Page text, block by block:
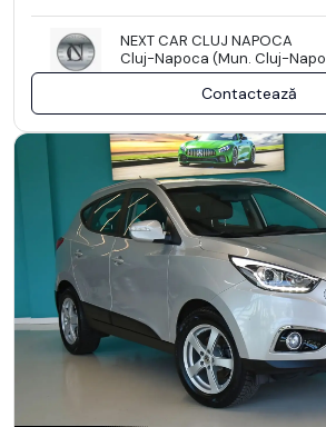
NEXT CAR CLUJ NAPOCA
Cluj-Napoca (Mun. Cluj-
Contactează